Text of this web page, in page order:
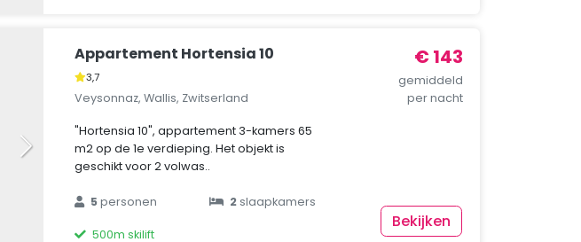
Appartement Hortensia 10
3,7
Veysonnaz, Wallis, Zwitserland
"Hortensia 10", appartement 3-kamers 65
m2 op de 1e verdieping. Het objekt is
geschikt voor 2 volwas..
5personen 2slaapkamers
500m skilift
€ 143
gemiddeld
per nacht
Bekijken